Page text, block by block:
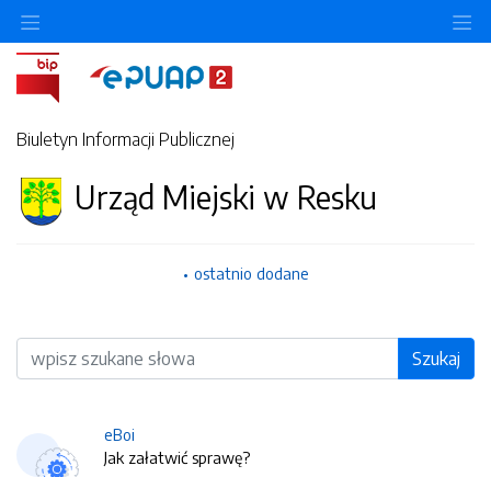
Biuletyn Informacji Publicznej
Urząd Miejski w Resku
ostatnio dodane
Wyszukiwarka Szukaj
eBoi
Jak załatwić sprawę?